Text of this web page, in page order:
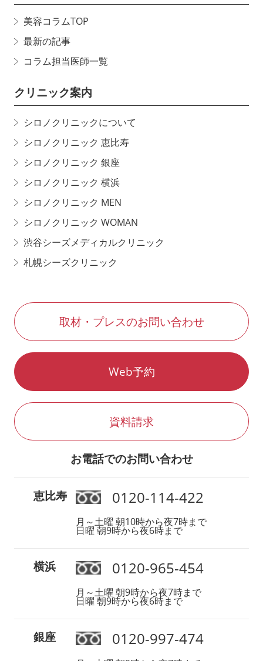
美容コラムTOP
最新の記事
コラム担当医師一覧
クリニック案内
シロノクリニックについて
シロノクリニック 恵比寿
シロノクリニック 銀座
シロノクリニック 横浜
シロノクリニック MEN
シロノクリニック WOMAN
渋谷シーズメディカルクリニック
札幌シーズクリニック
取材・プレスのお問い合わせ
Web予約
資料請求
お電話でのお問い合わせ
恵比寿 0120-114-422
月～土曜 朝10時から夜7時まで
日曜 朝9時から夜6時まで
横浜 0120-965-454
月～土曜 朝9時から夜7時まで
日曜 朝9時から夜6時まで
銀座 0120-997-474